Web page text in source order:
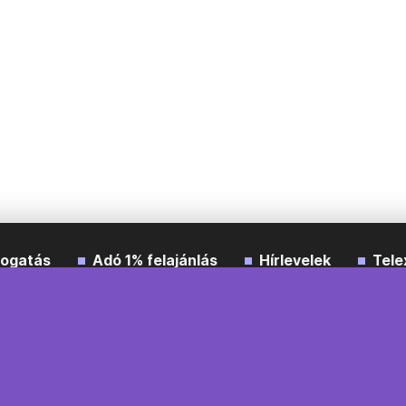
Adó 1% felajánlás Hírlevelek